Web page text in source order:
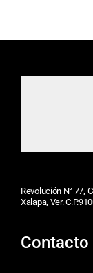
Revolución N° 77,
Xalapa, Ver.
Contacto